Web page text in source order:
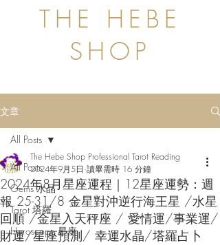
THE HEBE
SHOP
文章
All Posts
Gems 水晶
Tarot 塔羅
Horoscope 星座
All Posts
2024年8月星座運程｜12星座運勢：週
報 25-31/8 金星對沖逆行海王星 /水星
回順 /金星入天秤座 / 愛情運/事業運/
財運/星座預測/ 幸運水晶/塔羅占卜
The Hebe Shop Professional Tarot Reading
2024年9月5日 讀畢需時 16 分鐘